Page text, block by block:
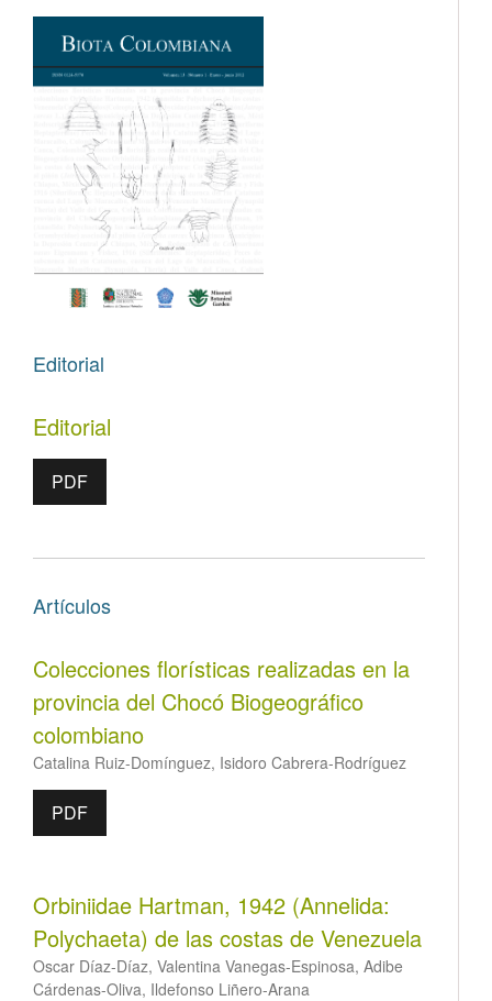
Editorial
Editorial
PDF
Artículos
Colecciones florísticas realizadas en la
provincia del Chocó Biogeográfico
colombiano
Catalina Ruiz-Domínguez, Isidoro Cabrera-Rodríguez
PDF
Orbiniidae Hartman, 1942 (Annelida:
Polychaeta) de las costas de Venezuela
Oscar Díaz-Díaz, Valentina Vanegas-Espinosa, Adibe
Cárdenas-Oliva, Ildefonso Liñero-Arana